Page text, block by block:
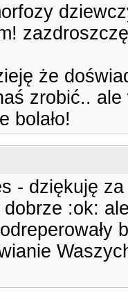
że
zrobić.. ale
bolało!
- dziękuję
:ok: